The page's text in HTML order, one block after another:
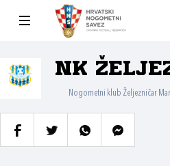
NK
Nogometni klub Željezničar